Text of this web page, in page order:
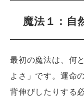
魔法１：自
最初の魔法は、何
よさ」です。運命
背伸びしたりする